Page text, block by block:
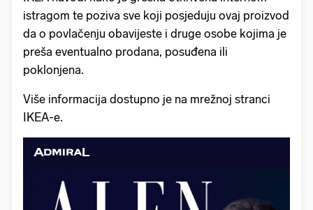
istragom te poziva sve koji posjeduju ovaj proizvod
da o povlačenju obavijeste i druge osobe kojima je
preša eventualno prodana, posuđena ili
poklonjena.
Više informacija dostupno je na mrežnoj stranci
IKEA-e.